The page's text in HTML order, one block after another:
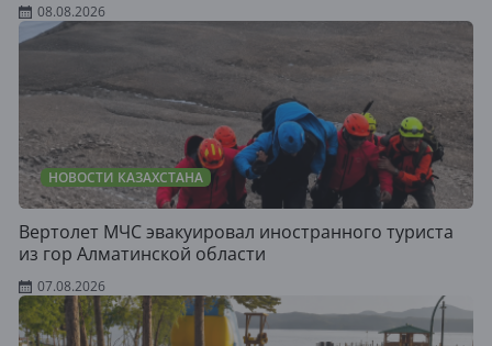
08.08.2026
НОВОСТИ КАЗАХСТАНА
Вертолет МЧС эвакуировал иностранного туриста
из гор Алматинской области
07.08.2026